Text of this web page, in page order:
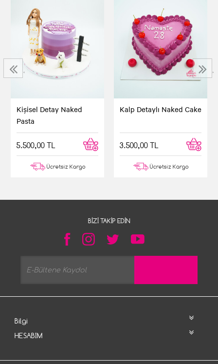
Kişisel Detay Naked
Pasta
5.500,00 TL
Ücretsiz Kargo
Kalp Detaylı Naked Cake
3.500,00 TL
Ücretsiz Kargo
‹ ›
BIZI TAKIP EDIN
Bilgi
HESABIM